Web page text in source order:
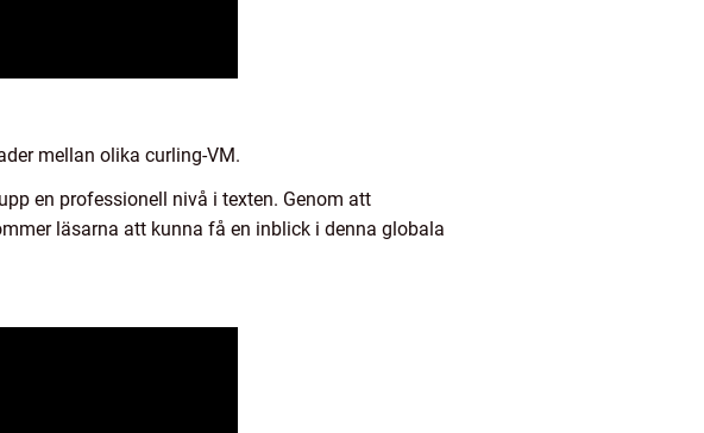
mellan olika curling-VM.
en professionell nivå i texten. Genom att
läsarna att kunna få en inblick i denna globala